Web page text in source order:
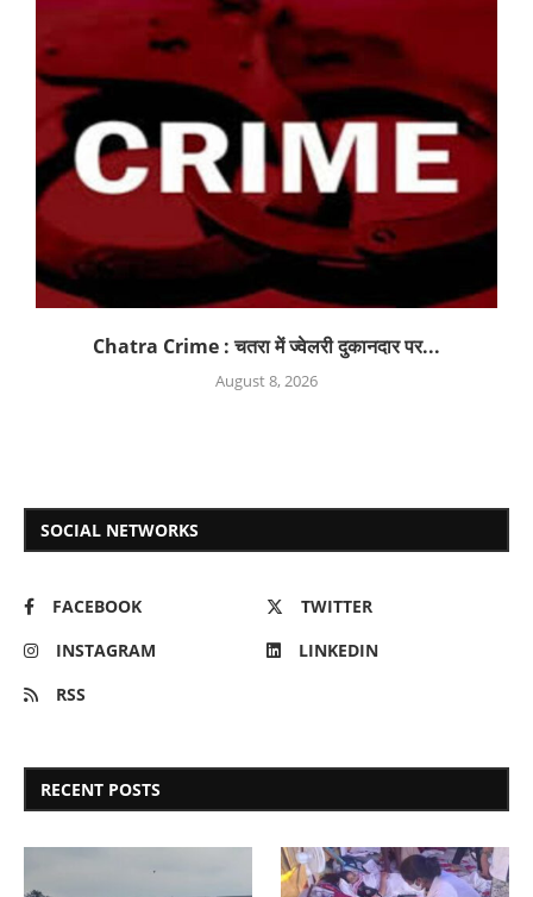
Chatra Crime : चतरा में ज्वेलरी दुकानदार पर...
August 8, 2026
SOCIAL NETWORKS
FACEBOOK
TWITTER
INSTAGRAM
LINKEDIN
RSS
RECENT POSTS